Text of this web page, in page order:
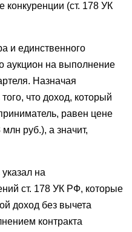
конкуренции (ст. 178 УК
и единственного
аукцион на выполнение
Назначая
что доход, который
равен цене
руб.), а значит,
на
ст. 178 УК РФ, которые
доход без вычета
контракта